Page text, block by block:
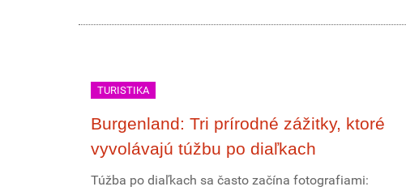
TURISTIKA
Burgenland: Tri prírodné zážitky, ktoré
vyvolávajú túžbu po diaľkach
Túžba po diaľkach sa často začína fotografiami: